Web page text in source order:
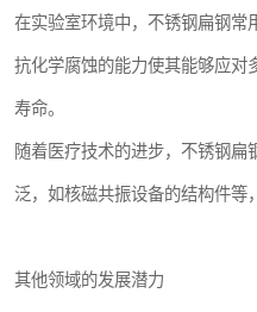
在实验室环境中，不锈钢扁钢常
抗化学腐蚀的能力使其能够应对
寿命。
随着医疗技术的进步，不锈钢
泛，如核磁共振设备的结构件等
其他领域的发展潜力